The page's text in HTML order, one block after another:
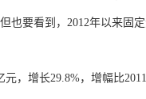
也要看到，2012年以来固
，增长29.8%，增幅比